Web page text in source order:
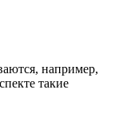
например,
такие